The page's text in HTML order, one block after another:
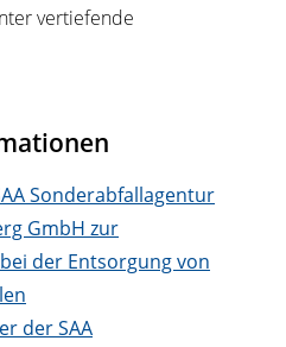
vertiefende
Sonderabfallagentur
GmbH zur
der Entsorgung von
der SAA